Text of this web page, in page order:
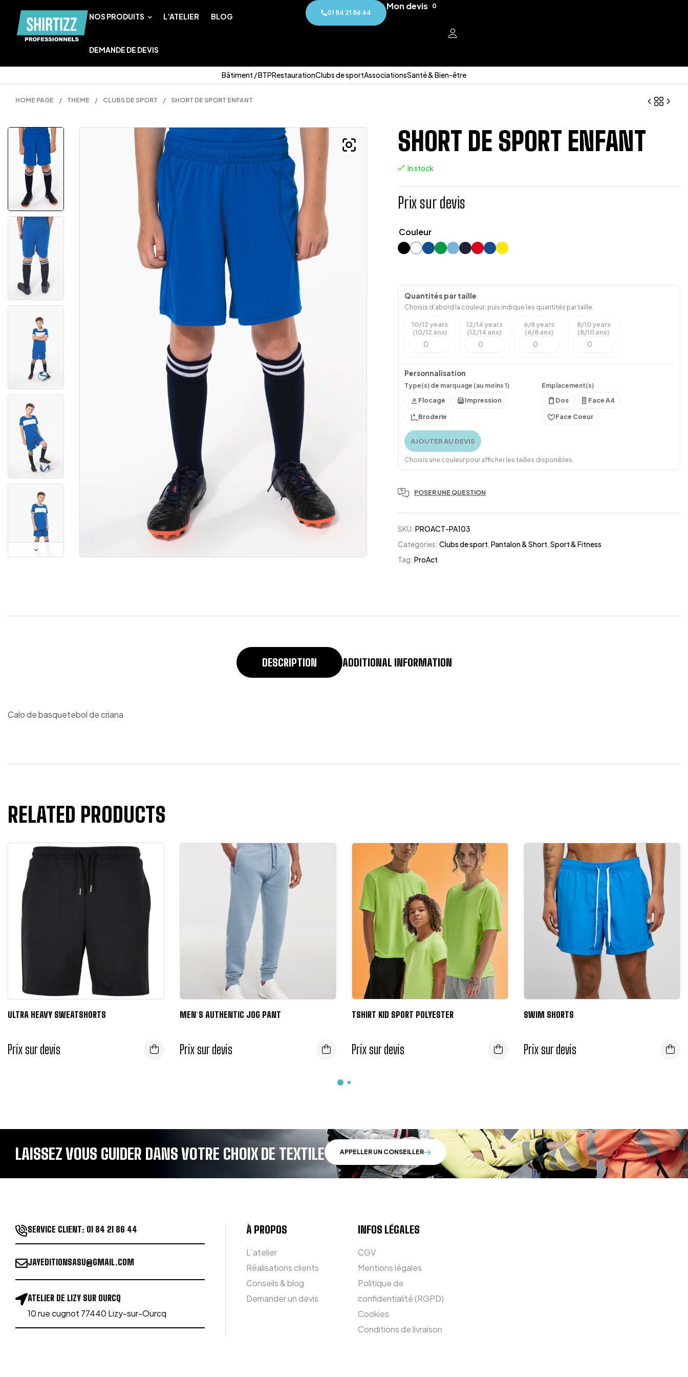
NOS PRODUITS L’ATELIER BLOG
DEMANDE DE DEVIS
01 84 21 86 44
Mon devis 0
Bâtiment / BTPRestaurationClubs de sportAssociationsSanté & Bien-être
HOME PAGE / THEME / CLUBS DE SPORT / SHORT DE SPORT ENFANT
Prix sur devis
Prix sur devis
SHORT DE SPORT ENFANT
In stock
Prix sur devis
Couleur
Quantités par taille
Choisis d’abord la couleur, puis indique les quantités par taille.
10/12 years
(10/12 ans)
12/14 years
(12/14 ans)
6/8 years
(6/8 ans)
8/10 years
(8/10 ans)
Personnalisation
Type(s) de marquage (au moins 1)
Flocage
Impression
Broderie
Emplacement(s)
Dos
Face A4
Face Coeur
AJOUTER AU DEVIS
Choisis une couleur pour afficher les tailles disponibles.
POSER UNE QUESTION
SKU:PROACT-PA103
Categories:Clubs de sport,Pantalon & Short,Sport & Fitness
Tag:ProAct
DESCRIPTION ADDITIONAL INFORMATION
Calo de basquetebol de criana
RELATED PRODUCTS
ULTRA HEAVY SWEATSHORTS
Prix sur devis
MEN`S AUTHENTIC JOG PANT
Prix sur devis
TSHIRT KID SPORT POLYESTER
Prix sur devis
SWIM SHORTS
Prix sur devis
LAISSEZ VOUS GUIDER DANS VOTRE CHOIX DE TEXTILE APPELLER UN CONSEILLER
SERVICE CLIENT: 01 84 21 86 44
JAYEDITIONSASU@GMAIL.COM
ATELIER DE LIZY SUR OURCQ
10 rue cugnot 77440 Lizy-sur-Ourcq
À PROPOS
L’atelier
Réalisations clients
Conseils & blog
Demander un devis
INFOS LÉGALES
CGV
Mentions légales
Politique de
confidentialité (RGPD)
Cookies
Conditions de livraison